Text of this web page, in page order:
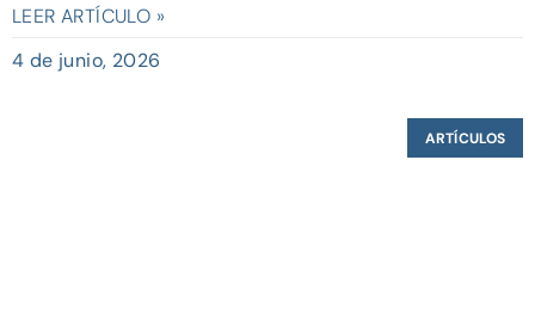
LEER ARTÍCULO »
4 de junio, 2026
ARTÍCULOS